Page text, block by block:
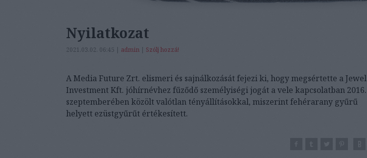
Nyilatkozat
2021.03.02. 06:45 | admin | Szólj hozzá!
A Media Future Zrt. elismeri és sajnálkozását fejezi ki, hogy megsértette a Jewel
Investment Kft. jóhírnévhez fűződő személyiségi jogát a vele kapcsolatban 2016.
szeptemberében közölt valótlan tényállításokkal, miszerint fehérarany gyűrű
helyett ezüstgyűrűt értékesített.